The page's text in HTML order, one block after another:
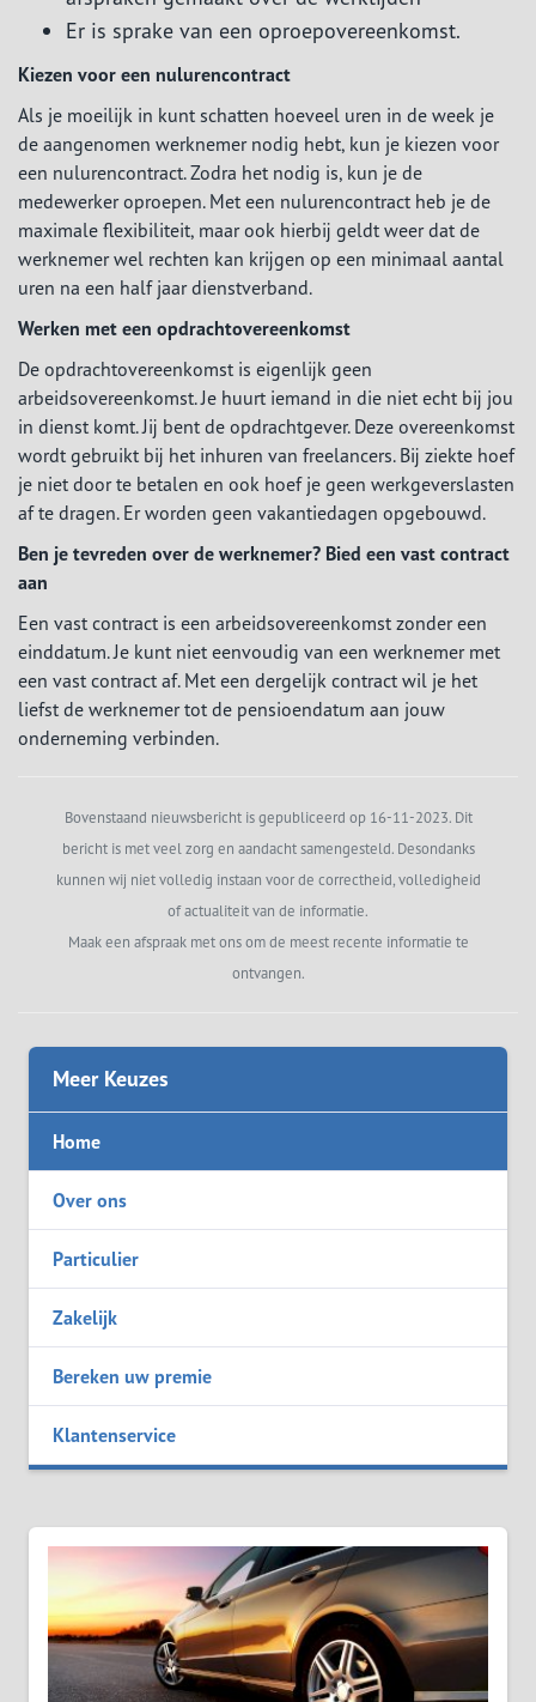
Er is sprake van een oproepovereenkomst.
Kiezen voor een nulurencontract
Als je moeilijk in kunt schatten hoeveel uren in de week je
de aangenomen werknemer nodig hebt, kun je kiezen voor
een nulurencontract. Zodra het nodig is, kun je de
medewerker oproepen. Met een nulurencontract heb je de
maximale flexibiliteit, maar ook hierbij geldt weer dat de
werknemer wel rechten kan krijgen op een minimaal aantal
uren na een half jaar dienstverband.
Werken met een opdrachtovereenkomst
De opdrachtovereenkomst is eigenlijk geen
arbeidsovereenkomst. Je huurt iemand in die niet echt bij jou
in dienst komt. Jij bent de opdrachtgever. Deze overeenkomst
wordt gebruikt bij het inhuren van freelancers. Bij ziekte hoef
je niet door te betalen en ook hoef je geen werkgeverslasten
af te dragen. Er worden geen vakantiedagen opgebouwd.
Ben je tevreden over de werknemer? Bied een vast contract
aan
Een vast contract is een arbeidsovereenkomst zonder een
einddatum. Je kunt niet eenvoudig van een werknemer met
een vast contract af. Met een dergelijk contract wil je het
liefst de werknemer tot de pensioendatum aan jouw
onderneming verbinden.
Bovenstaand nieuwsbericht is gepubliceerd op 16-11-2023. Dit
bericht is met veel zorg en aandacht samengesteld. Desondanks
kunnen wij niet volledig instaan voor de correctheid, volledigheid
of actualiteit van de informatie.
Maak een afspraak met ons om de meest recente informatie te
ontvangen.
Meer Keuzes
Home
Over ons
Particulier
Zakelijk
Bereken uw premie
Klantenservice